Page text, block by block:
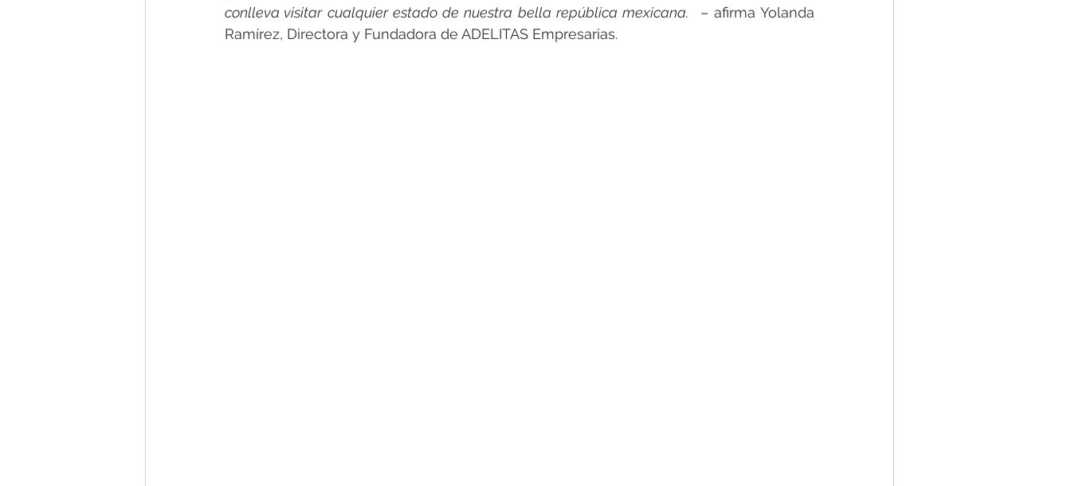
conlleva visitar cualquier estado de nuestra bella república mexicana.
  – afirma Yolanda
Ramírez, Directora y Fundadora de ADELITAS Empresarias.